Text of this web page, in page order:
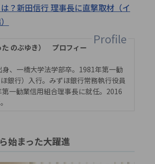
？新田信行 理事長に直撃取材（イ
た のぶゆき） プロフィー
、一橋大学法学部卒。1981年第一勧
銀行）入行。みずほ銀行常務執行役員
一勧業信用組合理事長に就任。2016
始まった大躍進